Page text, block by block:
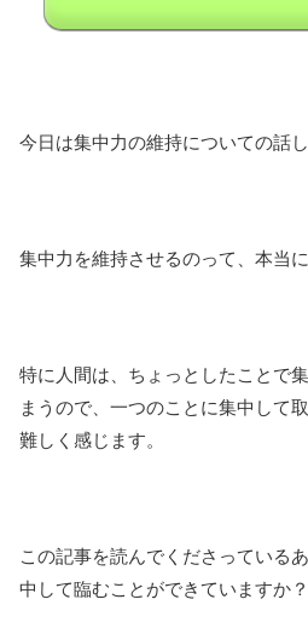
今日は集中力の維持についての話し
集中力を維持させるのって、本当
特に人間は、ちょっとしたことで
まうので、一つのことに集中して
難しく感じます。
この記事を読んでくださっている
中して臨むことができていますか？